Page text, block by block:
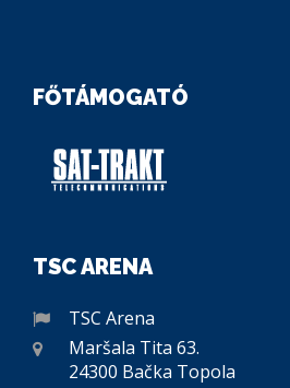
FŐTÁMOGATÓ
TSC ARENA
TSC Arena
Maršala Tita 63.
24300 Bačka Topola